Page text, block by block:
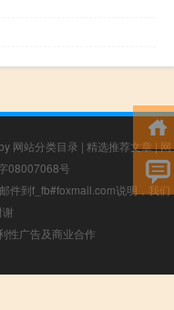
网站分类目录 | 精选推荐文章|网
08007068号
件到f_fb#foxmail.com说明，我们
性广告及商业合作